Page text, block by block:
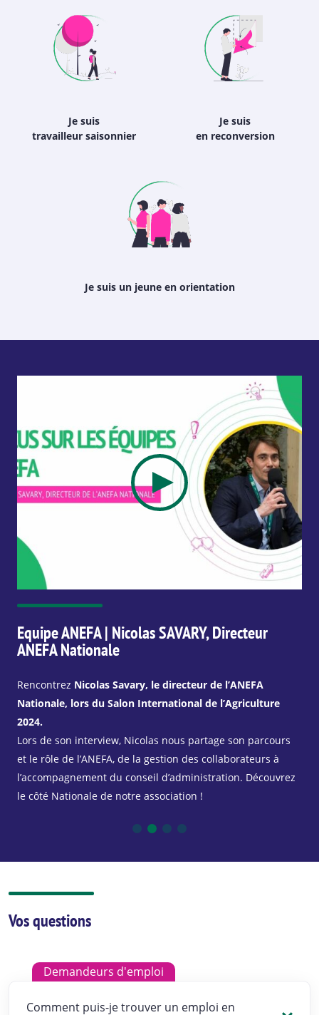
Je suis
travailleur saisonnier
Je suis
en reconversion
Je suis un jeune en orientation
Directeur
l’ANEFA
l’Agriculture
son parcours
à
Découvrez
Interview | Fabian, alternant BTS
alternant en BTS paysage. Lors de cette
partage son amour pour le paysage mais aussi
Et vous envie de former ?
Vos questions
Demandeurs d'emploi
Comment puis-je trouver un emploi en